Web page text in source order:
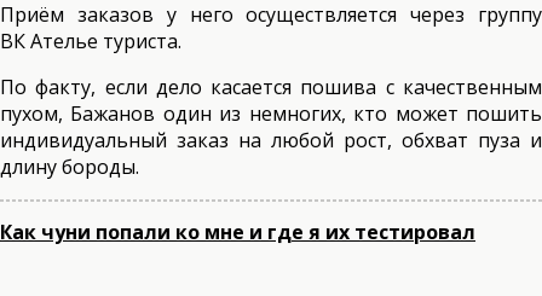
Приём заказов у него осуществляется через группу
ВК Ателье туриста.
По факту, если дело касается пошива с качественным
пухом, Бажанов один из немногих, кто может пошить
индивидуальный заказ на любой рост, обхват пуза и
длину бороды.
Как чуни попали ко мне и где я их тестировал